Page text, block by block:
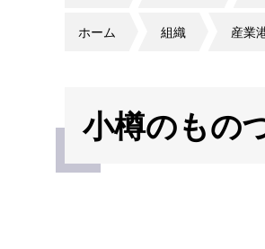
ホーム 組織 産業
小樽のもの